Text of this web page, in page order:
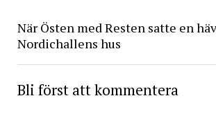
När Östen med Resten satte en
Nordichallens hus
Bli först att kommentera